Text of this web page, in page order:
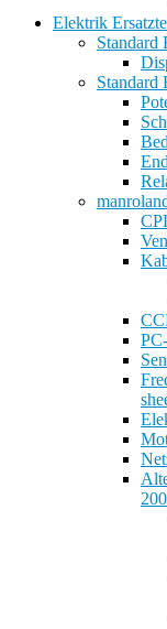
Elektrik
Standard
Standard